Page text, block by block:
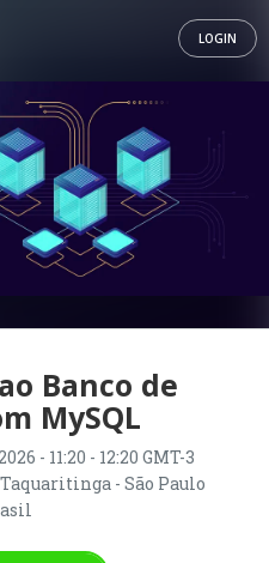
LOGIN
Banco de
MySQL
- 11:20 - 12:20 GMT-3
- São Paulo